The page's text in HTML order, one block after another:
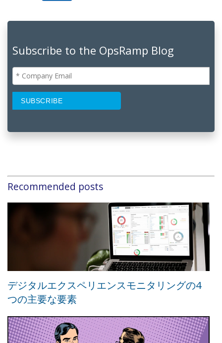
Subscribe to the OpsRamp Blog
Recommended posts
デジタルエクスペリエンスモニタリングの4
つの主要な要素